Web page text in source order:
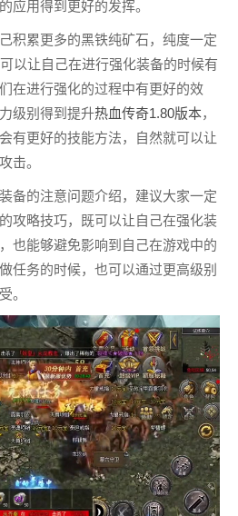
应用得到更好的发挥。
累更多的黑铁纯矿石，纯度一定
以让自己在进行强化装备的时候有
在进行强化的过程中有更好的效
级别得到提升热血传奇1.80版本，
有更好的技能方法，自然就可以让
击。
的注意问题介绍，建议大家一定
攻略技巧，既可以让自己在强化装
也能够避免影响到自己在游戏中的
任务的时候，也可以通过更高级别
。